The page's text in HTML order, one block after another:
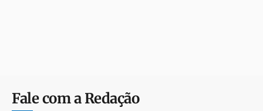
Fale com a Redação